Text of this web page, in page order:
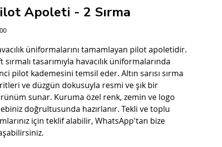
Apoleti - 2 Sırma
üniformalarını tamamlayan pilot apoletidir.
sırmalı tasarımıyla havacılık üniformalarında
pilot kademesini temsil eder. Altın sarısı sırma
ve düzgün dokusuyla resmi ve şık bir
sunar. Kuruma özel renk, zemin ve logo
doğrultusunda hazırlanır. Tekli ve toplu
için teklif alabilir, WhatsApp'tan bize